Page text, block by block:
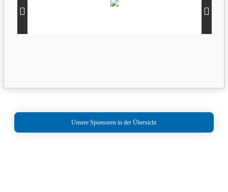
Unsere Sponsoren in der Übersicht